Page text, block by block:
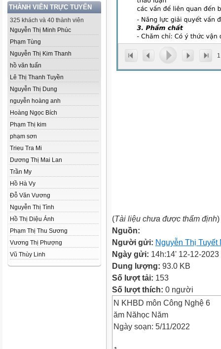
THÀNH VIÊN TRỰC TUYẾN
325 khách và 40 thành viên
Nguyễn Thị Minh Phúc
Phạm Tùng
Nguyễn Thị Kim Thanh
hồ văn tuấn
Lê Thị Thanh Tuyền
Nguyễn Thị Dung
nguyễn hoàng anh
Hoàng Ngọc Bích
Phạm Thị kim
phạm sơn
Trieu Tra Mi
Dương Thị Mai Lan
Trần My
Hồ Hà Vy
Đỗ Văn Vương
Nguyễn Thị Tình
Hồ Thị Diệu Ánh
Phạm Thị Thu Sương
Vương Thị Phượng
Vũ Thùy Linh
1
(Tài liệu chưa được thẩm định)
Nguồn:
Người gửi: Nguyễn Thị Tuyết
Ngày gửi: 14h:14' 12-12-2023
Dung lượng: 93.0 KB
Số lượt tải: 153
Số lượt thích: 0 người
N KHBD môn Công Nghệ 6
ăm Năhọc Năm
Ngày soạn: 5/11/2022